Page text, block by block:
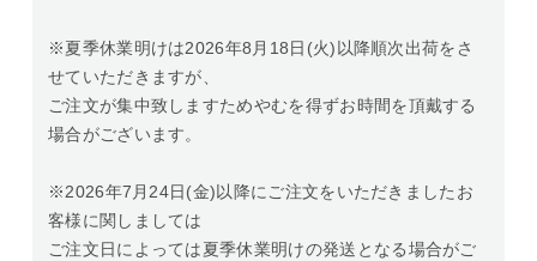
※夏季休業明けは2026年8月18日(火)以降順次出荷をさ
せていただきますが、
ご注文が集中致しますためやむを得ずお時間を頂戴する
場合がございます。
※2026年7月24日(金)以降にご注文をいただきましたお
客様に関しましては
ご注文日によっては夏季休業明けの発送となる場合がご